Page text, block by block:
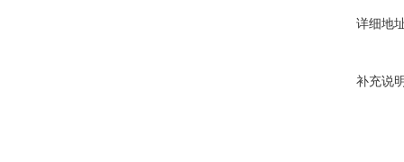
详细地
补充说